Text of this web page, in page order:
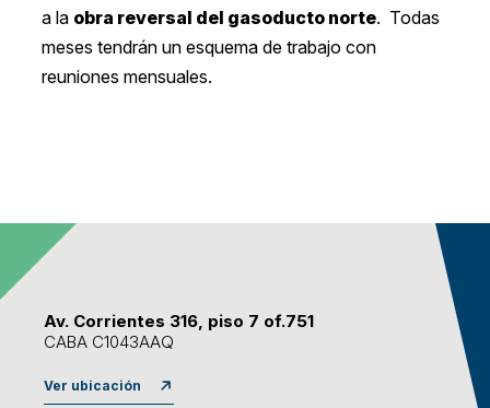
a la obra reversal del gasoducto norte. Todas
meses tendrán un esquema de trabajo con
reuniones mensuales.
Av. Corrientes 316, piso 7 of.751
CABA C1043AAQ
Ver ubicación